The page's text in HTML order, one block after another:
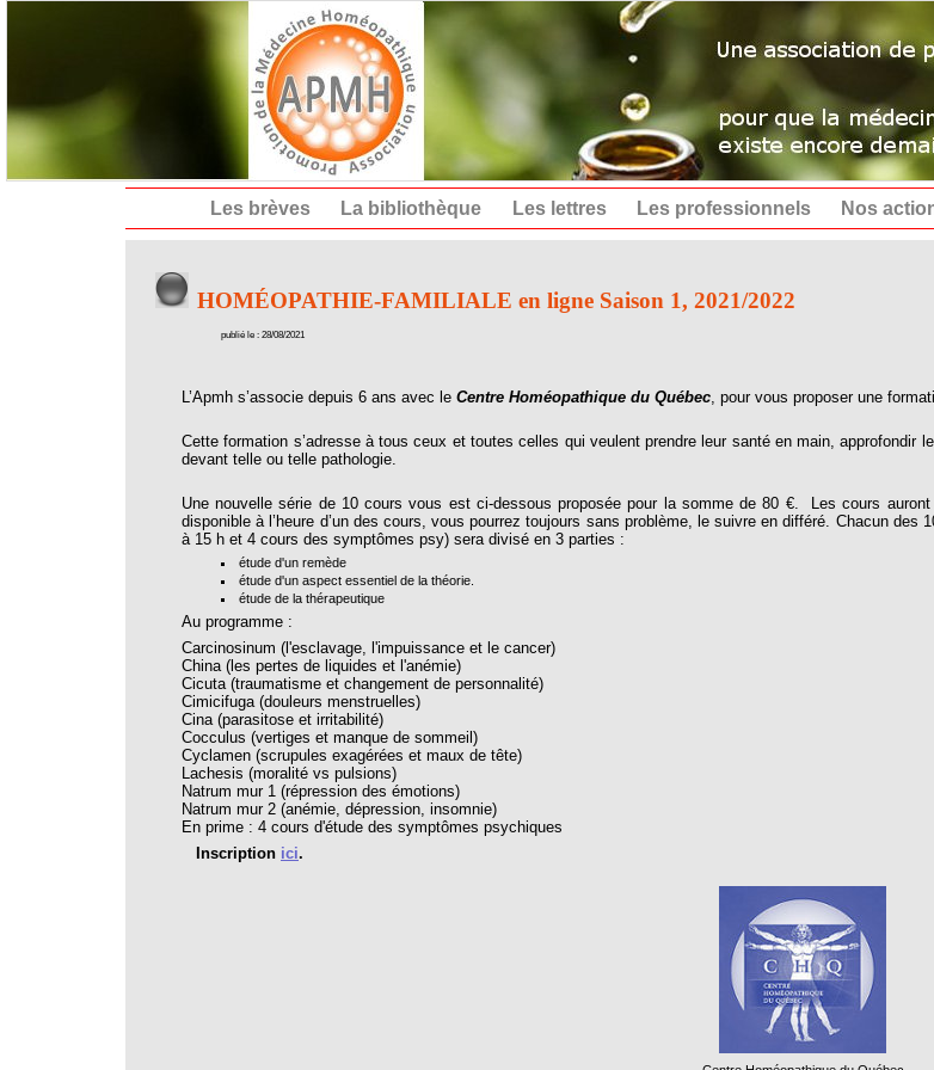
Les brèves La bibliothèque Les lettres Les professionnels Nos
HOMÉOPATHIE-FAMILIALE en ligne Saison 1, 2021/2022
publié le : 28/08/2021
L’Apmh s’associe depuis 6 ans avec le Centre Homéopathique du Québec, pour vous proposer une
Cette formation s’adresse à tous ceux et toutes celles qui veulent prendre leur santé en main, approfondir
devant telle ou telle pathologie.
Une nouvelle série de 10 cours vous est ci-dessous proposée pour la somme de 80 €. Les cours
disponible à l’heure d’un des cours, vous pourrez toujours sans problème, le suivre en différé. Chacun
à 15 h et 4 cours des symptômes psy) sera divisé en 3 parties :
étude d'un remède
étude d'un aspect essentiel de la théorie.
étude de la thérapeutique
Au programme :
Carcinosinum (l'esclavage, l'impuissance et le cancer)
China (les pertes de liquides et l'anémie)
Cicuta (traumatisme et changement de personnalité)
Cimicifuga (douleurs menstruelles)
Cina (parasitose et irritabilité)
Cocculus (vertiges et manque de sommeil)
Cyclamen (scrupules exagérées et maux de tête)
Lachesis (moralité vs pulsions)
Natrum mur 1 (répression des émotions)
Natrum mur 2 (anémie, dépression, insomnie)
En prime : 4 cours d'étude des symptômes psychiques
Inscription ici.